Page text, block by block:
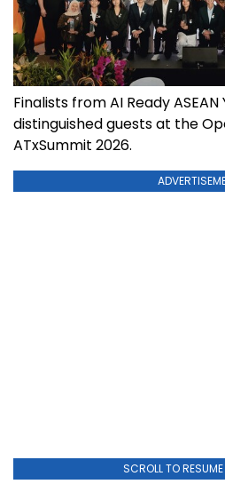
Finalists from AI Ready
distinguished guests at the
ATxSummit 2026.
SCROLL TO